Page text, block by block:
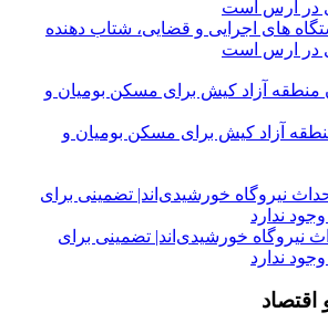
های اجرایی و قضایی، شتاب‌ دهنده
در ارس است
آزاد کیش برای مسکن بومیان و
نیروگاه خورشیدی‌اند| تضمینی برای
ندارد
اقتصاد